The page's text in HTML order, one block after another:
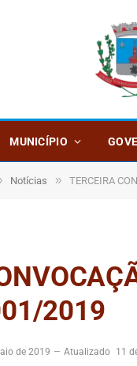
MUNICÍPIO
Notícias » TERCEIRA
2019
de 2019 Atualizado 11